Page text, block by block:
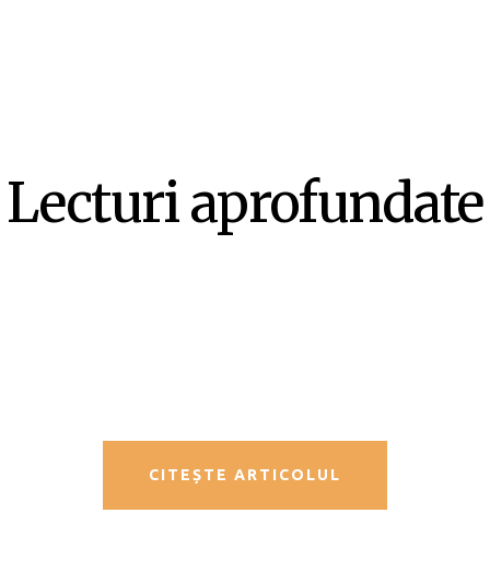
Lecturi aprofundate
CITEȘTE ARTICOLUL